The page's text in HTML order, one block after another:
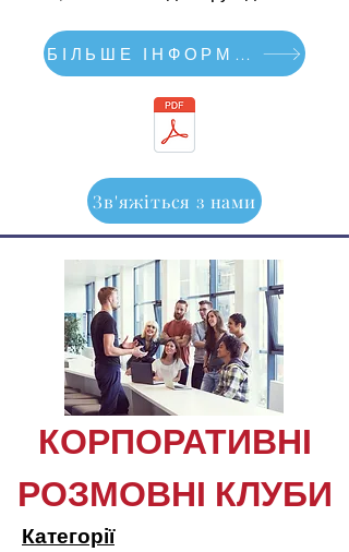
БІЛЬШЕ ІНФОРМАЦІЇ ТУТ
Зв'яжіться з нами
КОРПОРАТИВНІ
РОЗМОВНІ КЛУБИ
Категорії